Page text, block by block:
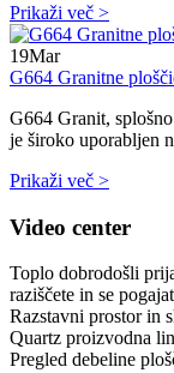
Prikaži več >
19Mar
G664 Granitne
G664 Granit,
je široko uporabljen
Prikaži več >
Video center
Toplo dobrodošli
raziščete in se
Razstavni prostor in
Quartz proizvodna
Pregled debeline